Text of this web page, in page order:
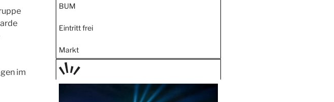
im
BUM
Eintritt frei
Markt
TAGE